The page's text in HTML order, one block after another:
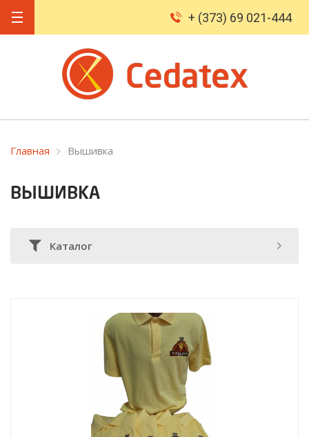
+ (373) 69 021-444
Главная Вышивка
ВЫШИВКА
Каталог